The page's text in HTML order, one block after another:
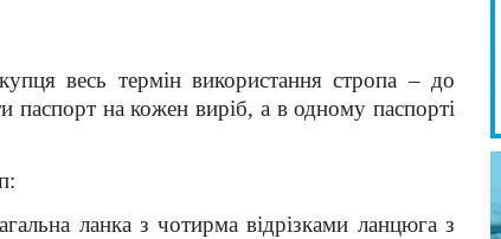
весь термін використання стропа – до
паспорт на кожен виріб, а в одному паспорті
ланка з чотирма відрізками ланцюга з